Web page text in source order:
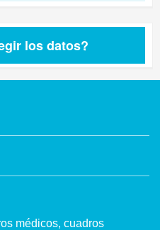
los datos?
médicos, cuadros